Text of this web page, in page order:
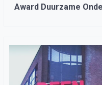
Award Duurzame